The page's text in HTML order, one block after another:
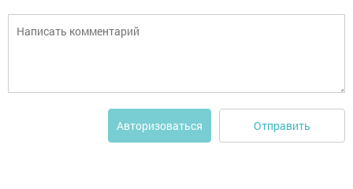
Авторизоваться Отправить